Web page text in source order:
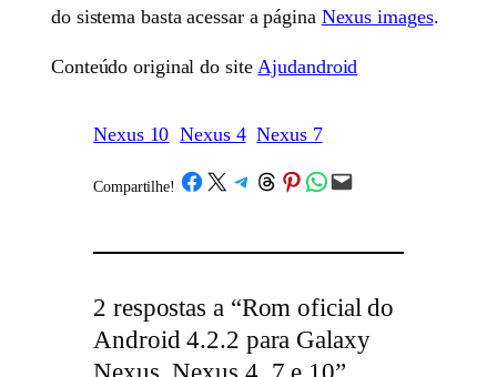
do sistema basta acessar a página Nexus images.
Conteúdo original do siteAjudandroid
Nexus 10 Nexus 4 Nexus 7
Compartilhe!/Share on Facebook
Share on X Share on Telegram
Share on Threads
Share on Pinterest
Share on WhatsApp
Email this Page
2 respostas a “Rom oficial do
Android 4.2.2 para Galaxy
Nexus, Nexus 4, 7 e 10”